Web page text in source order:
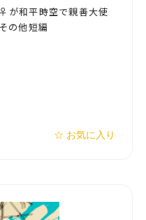
が和平時空で親善大使
の他短編
☆ お気に入り